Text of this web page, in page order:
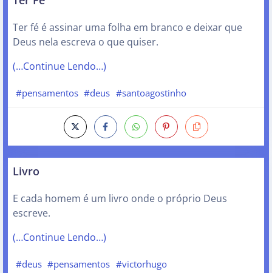
Ter fé é assinar uma folha em branco e deixar que
Deus nela escreva o que quiser.
(…Continue Lendo…)
#pensamentos #deus #santoagostinho
Livro
E cada homem é um livro onde o próprio Deus
escreve.
(…Continue Lendo…)
#deus #pensamentos #victorhugo